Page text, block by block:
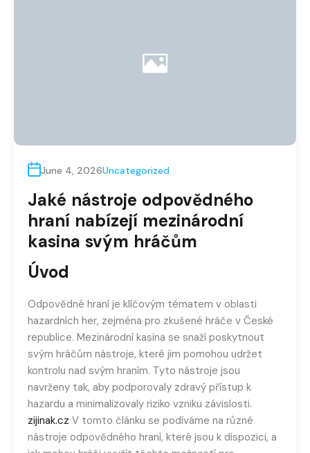
June 4, 2026Uncategorized
Jaké nástroje odpovědného
hraní nabízejí mezinárodní
kasina svým hráčům
Úvod
Odpovědné hraní je klíčovým tématem v oblasti
hazardních her, zejména pro zkušené hráče v České
republice. Mezinárodní kasina se snaží poskytnout
svým hráčům nástroje, které jim pomohou udržet
kontrolu nad svým hraním. Tyto nástroje jsou
navrženy tak, aby podporovaly zdravý přístup k
hazardu a minimalizovaly riziko vzniku závislosti.
zijinak.cz V tomto článku se podíváme na různé
nástroje odpovědného hraní, které jsou k dispozici, a